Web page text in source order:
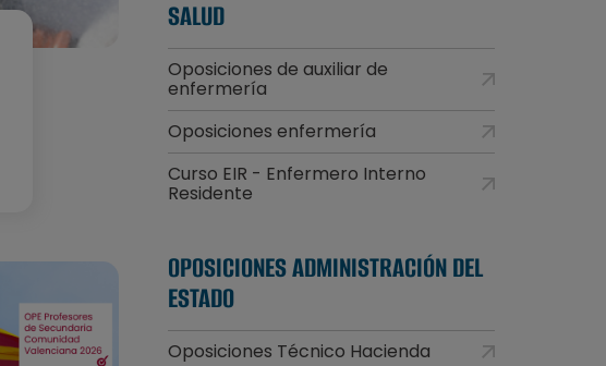
SALUD
Oposiciones de auxiliar de
enfermería
Oposiciones enfermería
Curso EIR - Enfermero Interno
Residente
OPOSICIONES ADMINISTRACIÓN DEL
ESTADO
Oposiciones Técnico Hacienda